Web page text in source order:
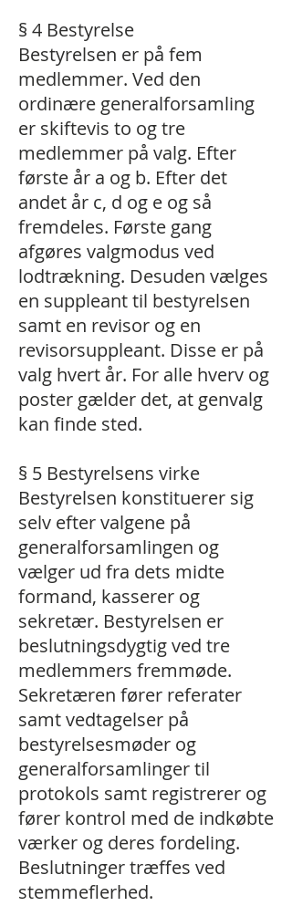
§ 4 Bestyrelse
Bestyrelsen er på fem
medlemmer. Ved den
ordinære generalforsamling
er skiftevis to og tre
medlemmer på valg. Efter
første år a og b. Efter det
andet år c, d og e og så
fremdeles. Første gang
afgøres valgmodus ved
lodtrækning. Desuden vælges
en suppleant til bestyrelsen
samt en revisor og en
revisorsuppleant. Disse er på
valg hvert år. For alle hverv og
poster gælder det, at genvalg
kan finde sted.
§ 5 Bestyrelsens virke
Bestyrelsen konstituerer sig
selv efter valgene på
generalforsamlingen og
vælger ud fra dets midte
formand, kasserer og
sekretær. Bestyrelsen er
beslutningsdygtig ved tre
medlemmers fremmøde.
Sekretæren fører referater
samt vedtagelser på
bestyrelsesmøder og
generalforsamlinger til
protokols samt registrerer og
fører kontrol med de indkøbte
værker og deres fordeling.
Beslutninger træffes ved
stemmeflerhed.